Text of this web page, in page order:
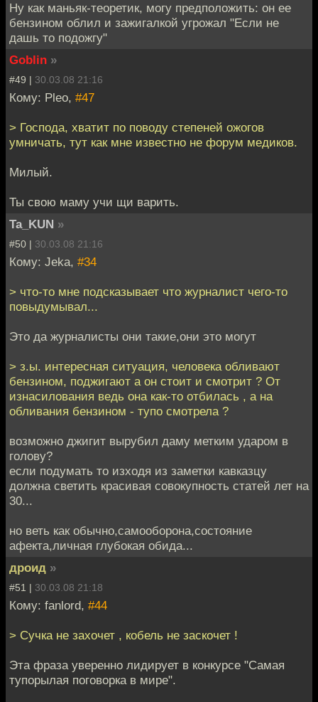
Ну как маньяк-теоретик, могу предположить: он ее
бензином облил и зажигалкой угрожал "Если не
дашь то подожгу"
Goblin »
#49 | 30.03.08 21:16
Кому: Pleo, #47
> Господа, хватит по поводу степеней ожогов
умничать, тут как мне известно не форум медиков.
Милый.
Ты свою маму учи щи варить.
Ta_KUN »
#50 | 30.03.08 21:16
Кому: Jeka, #34
> что-то мне подсказывает что журналист чего-то
повыдумывал...
Это да журналисты они такие,они это могут
> з.ы. интересная ситуация, человека обливают
бензином, поджигают а он стоит и смотрит ? От
изнасилования ведь она как-то отбилась , а на
обливания бензином - тупо смотрела ?
возможно джигит вырубил даму метким ударом в
голову?
если подумать то изходя из заметки кавказцу
должна светить красивая совокупность статей лет на
30...
но веть как обычно,самооборона,состояние
афекта,личная глубокая обида...
дроид »
#51 | 30.03.08 21:18
Кому: fanlord, #44
> Сучка не захочет , кобель не заскочет !
Эта фраза уверенно лидирует в конкурсе "Самая
тупорылая поговорка в мире".